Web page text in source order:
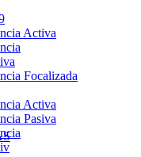
Activa
Focalizada
Activa
Pasiva